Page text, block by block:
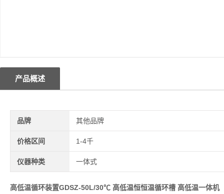
产品概述
品牌 其他品牌
价格区间 1-4千
仪器种类 一体式
高低温循环装置GDSZ-50L/30℃ 高低温恒恒温循环槽 高低温一体机